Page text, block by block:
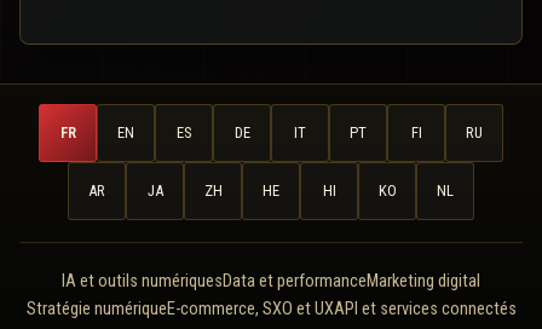
FR EN ES DE IT PT FI RU
AR JA ZH HE HI KO NL
IA et outils numériquesData et performanceMarketing digital
Stratégie numériqueE-commerce, SXO et UXAPI et services connectés